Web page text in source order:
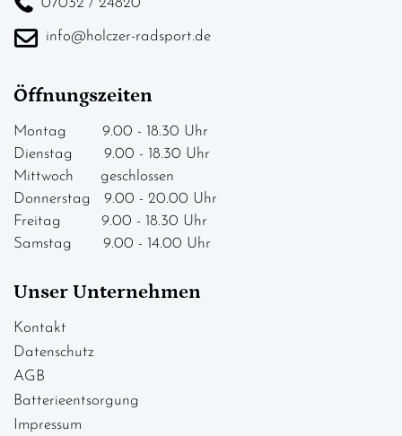
07032 / 24820
info@holczer-radsport.de
Öffnungszeiten
Montag 9.00 - 18.30 Uhr
Dienstag 9.00 - 18.30 Uhr
Mittwoch geschlossen
Donnerstag 9.00 - 20.00 Uhr
Freitag 9.00 - 18.30 Uhr
Samstag 9.00 - 14.00 Uhr
Unser Unternehmen
Kontakt
Datenschutz
AGB
Batterieentsorgung
Impressum